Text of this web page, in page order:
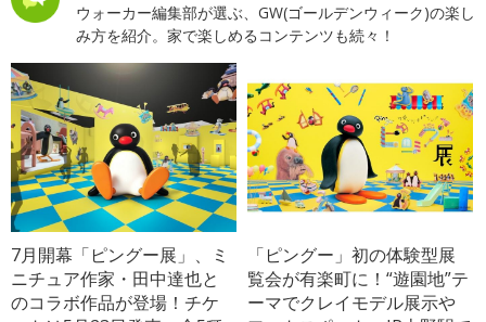
ウォーカー編集部が選ぶ、GW(ゴールデンウィーク)の楽し
み方を紹介。家で楽しめるコンテンツも続々！
7月開幕「ピングー展」、ミ
ニチュア作家・田中達也と
のコラボ作品が登場！チケ
「ピングー」初の体験型展
覧会が有楽町に！“遊園地”テ
ーマでクレイモデル展示や